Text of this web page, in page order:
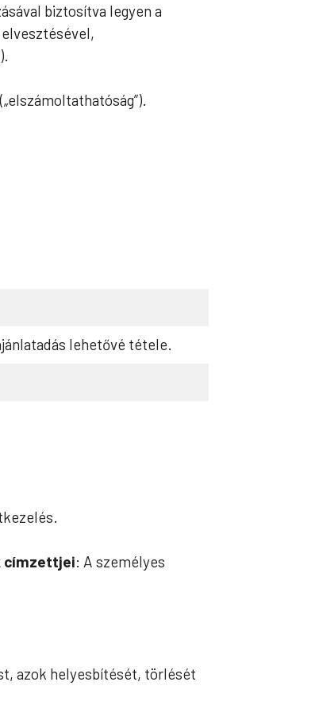
biztosítva legyen a
lehetővé tétele.
címzettjei: A személyes
azok helyesbítését, törlését